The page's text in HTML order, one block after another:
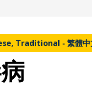
Traditional - 繁體